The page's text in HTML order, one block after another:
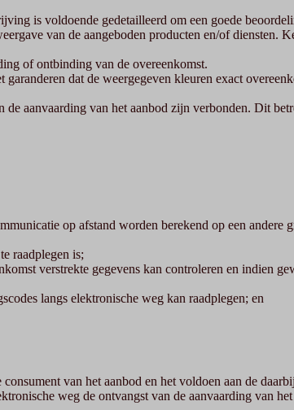
is voldoende gedetailleerd om een goede
van de aangeboden producten en/of diensten.
of ontbinding van de overeenkomst.
dat de weergegeven kleuren exact
aanvaarding van het aanbod zijn verbonden. Dit
op afstand worden berekend op een andere
raadplegen is;
verstrekte gegevens kan controleren en indien
langs elektronische weg kan raadplegen; en
van het aanbod en het voldoen aan de
weg de ontvangst van de aanvaarding van